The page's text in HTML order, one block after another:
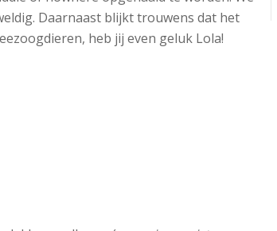
Daarnaast blijkt trouwens dat het
heb jij even geluk Lola!